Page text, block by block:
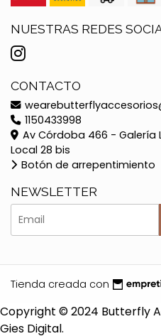
NUESTRAS REDES
CONTACTO
1150433998
Av Córdoba 466 - Galería
Local 28 bis
Botón de arrepentimiento
NEWSLETTER
Tienda creada con
Copyright © 2024 Butterfly
Gies Digital.